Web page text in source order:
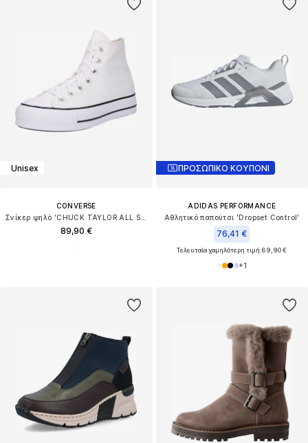
Unisex
CONVERSE
Σνίκερ ψηλό 'CHUCK TAYLOR ALL STAR LIFT'
89,90 €
ΠΡΟΣΩΠΙΚΟ ΚΟΥΠΟΝΙ
ADIDAS PERFORMANCE
Αθλητικό παπούτσι 'Dropset Control'
76,41 €
Τελευταία χαμηλότερη τιμή:89,90 €
+1